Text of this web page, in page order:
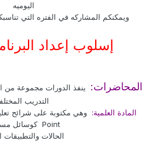
اليوميه
ويمكنكم المشاركه في الفتره التي
إسلوب إعداد
المحاضرات:ينفذ الدورات مجموعة من
التدريب
المادة العلمية:
Point كوسائل مساعدة
الحالات والتطبيقات